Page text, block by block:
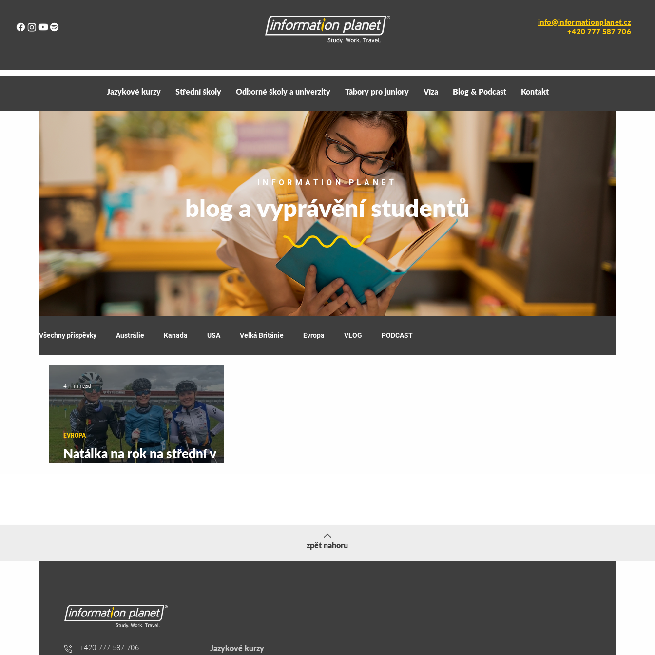
info@informationplanet.cz
+420 777 587 706
Jazykové kurzy Střední školy Odborné školy a univerzity Tábory pro juniory Víza Blog & Podcast Kontakt
INFORMATION PLANET
blog a vyprávění studentů
Všechny příspěvky Austrálie Kanada USA Velká Británie Evropa VLOG PODCAST
Natálka na rok na střední v
Norsku
EVROPA
4 min read
zpět nahoru
+420 777 587 706 Jazykové kurzy